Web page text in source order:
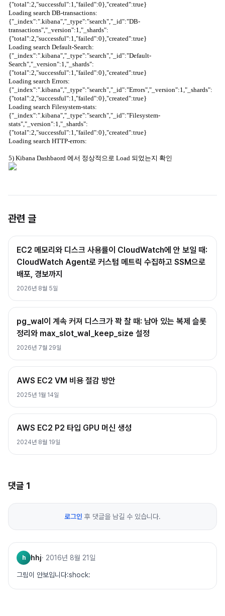
{"total":2,"successful":1,"failed":0},"created":true}
Loading search DB-transactions:
{"_index":".kibana","_type":"search","_id":"DB-
transactions","_version":1,"_shards":
{"total":2,"successful":1,"failed":0},"created":true}
Loading search Default-Search:
{"_index":".kibana","_type":"search","_id":"Default-
Search","_version":1,"_shards":
{"total":2,"successful":1,"failed":0},"created":true}
Loading search Errors:
{"_index":".kibana","_type":"search","_id":"Errors","_version":1,"_shards":
{"total":2,"successful":1,"failed":0},"created":true}
Loading search Filesystem-stats:
{"_index":".kibana","_type":"search","_id":"Filesystem-
stats","_version":1,"_shards":
{"total":2,"successful":1,"failed":0},"created":true}
Loading search HTTP-errors:
5) Kibana Dashbaord 에서 정상적으로 Load 되었는지 확인
관련 글
EC2 메모리와 디스크 사용률이 CloudWatch에 안 보일 때:
CloudWatch Agent로 커스텀 메트릭 수집하고 SSM으로
배포, 경보까지
2026년 8월 5일
pg_wal이 계속 커져 디스크가 꽉 찰 때: 남아 있는 복제 슬롯
정리와 max_slot_wal_keep_size 설정
2026년 7월 29일
AWS EC2 VM 비용 절감 방안
2025년 1월 14일
AWS EC2 P2 타입 GPU 머신 생성
2024년 8월 19일
댓글 1
로그인 후 댓글을 남길 수 있습니다.
h hhj· 2016년 8월 21일
그림이 안보입니다:shock: